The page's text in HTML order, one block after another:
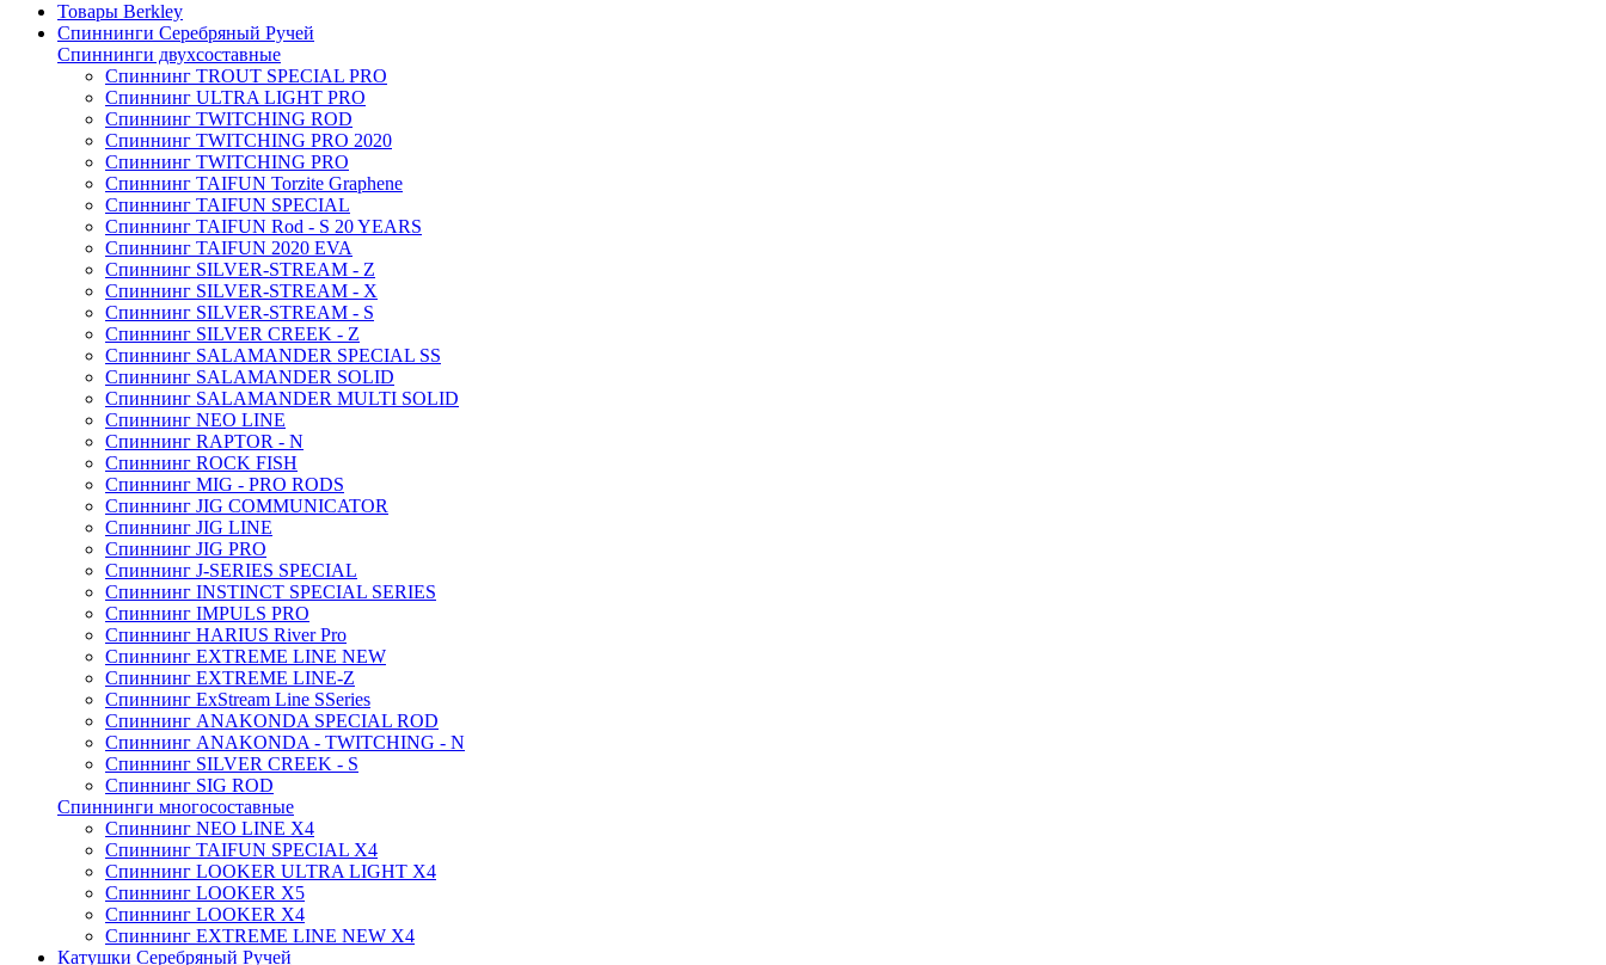
Товары Berkley
Спиннинги Серебряный Ручей
Спиннинги двухсоставные
Спиннинг TROUT SPECIAL PRO
Спиннинг ULTRA LIGHT PRO
Спиннинг TWITCHING ROD
Спиннинг TWITCHING PRO 2020
Спиннинг TWITCHING PRO
Спиннинг TAIFUN Torzite Graphene
Спиннинг TAIFUN SPECIAL
Спиннинг TAIFUN Rod - S 20 YEARS
Спиннинг TAIFUN 2020 EVA
Спиннинг SILVER-STREAM - Z
Спиннинг SILVER-STREAM - X
Спиннинг SILVER-STREAM - S
Спиннинг SILVER CREEK - Z
Спиннинг SALAMANDER SPECIAL SS
Спиннинг SALAMANDER SOLID
Спиннинг SALAMANDER MULTI SOLID
Спиннинг NEO LINE
Спиннинг RAPTOR - N
Спиннинг ROCK FISH
Спиннинг MIG - PRO RODS
Спиннинг JIG COMMUNICATOR
Спиннинг JIG LINE
Спиннинг JIG PRO
Спиннинг J-SERIES SPECIAL
Спиннинг INSTINCT SPECIAL SERIES
Спиннинг IMPULS PRO
Спиннинг HARIUS River Pro
Спиннинг EXTREME LINE NEW
Спиннинг EXTREME LINE-Z
Спиннинг ExStream Line SSeries
Спиннинг ANAKONDA SPECIAL ROD
Спиннинг ANAKONDA - TWITCHING - N
Спиннинг SILVER CREEK - S
Спиннинг SIG ROD
Спиннинги многосоставные
Спиннинг NEO LINE X4
Спиннинг TAIFUN SPECIAL X4
Спиннинг LOOKER ULTRA LIGHT X4
Спиннинг LOOKER X5
Спиннинг LOOKER X4
Спиннинг EXTREME LINE NEW X4
Катушки Серебряный Ручей